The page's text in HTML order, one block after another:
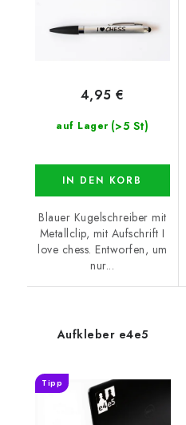
auf Lager (>5 St)
4,95 €
IN DEN KORB
Blauer Kugelschreiber mit
Metallclip, mit Aufschrift I
love chess. Entworfen, um
nur...
Aufkleber e4e5
Tipp